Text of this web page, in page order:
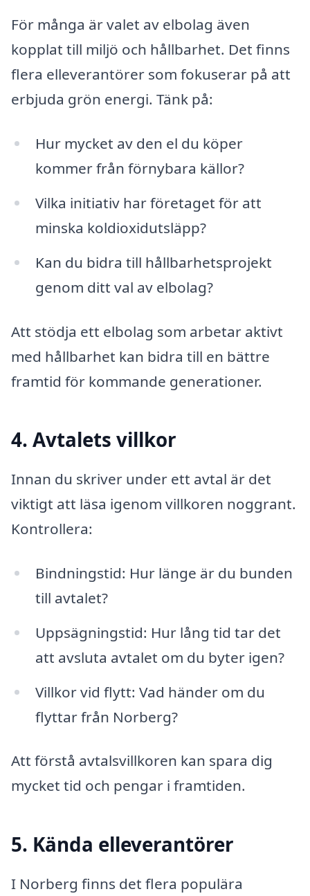
För många är valet av elbolag även
kopplat till miljö och hållbarhet. Det finns
flera elleverantörer som fokuserar på att
erbjuda grön energi. Tänk på:
Hur mycket av den el du köper
kommer från förnybara källor?
Vilka initiativ har företaget för att
minska koldioxidutsläpp?
Kan du bidra till hållbarhetsprojekt
genom ditt val av elbolag?
Att stödja ett elbolag som arbetar aktivt
med hållbarhet kan bidra till en bättre
framtid för kommande generationer.
4. Avtalets villkor
Innan du skriver under ett avtal är det
viktigt att läsa igenom villkoren noggrant.
Kontrollera:
Bindningstid: Hur länge är du bunden
till avtalet?
Uppsägningstid: Hur lång tid tar det
att avsluta avtalet om du byter igen?
Villkor vid flytt: Vad händer om du
flyttar från Norberg?
Att förstå avtalsvillkoren kan spara dig
mycket tid och pengar i framtiden.
5. Kända elleverantörer
I Norberg finns det flera populära